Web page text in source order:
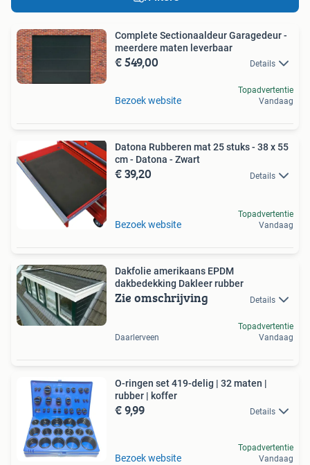
Complete Sectionaaldeur Garagedeur -
meerdere maten leverbaar
€ 549,00 Details
Bezoek website
Topadvertentie
Vandaag
Datona Rubberen mat 25 stuks - 38 x 55
cm - Datona - Zwart
€ 39,20 Details
Bezoek website
Topadvertentie
Vandaag
Dakfolie amerikaans EPDM
dakbedekking Dakleer rubber
Zie omschrijving Details
Daarlerveen
Topadvertentie
Vandaag
O-ringen set 419-delig | 32 maten |
rubber | koffer
€ 9,99 Details
Bezoek website
Topadvertentie
Vandaag